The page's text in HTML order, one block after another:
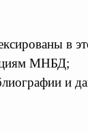
в
МНБД;
и